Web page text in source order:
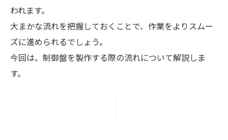
われます。
大まかな流れを把握しておくことで、作業をよりスムー
ズに進められるでしょう。
今回は、制御盤を製作する際の流れについて解説しま
す。